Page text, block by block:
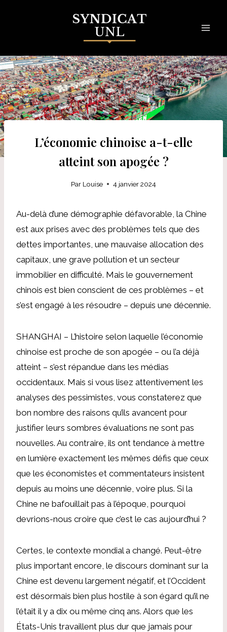
L’économie chinoise a-t-elle
atteint son apogée ?
Par Louise 4 janvier 2024
Au-delà d’une démographie défavorable, la Chine
est aux prises avec des problèmes tels que des
dettes importantes, une mauvaise allocation des
capitaux, une grave pollution et un secteur
immobilier en difficulté. Mais le gouvernement
chinois est bien conscient de ces problèmes – et
s’est engagé à les résoudre – depuis une décennie.
SHANGHAI – L’histoire selon laquelle l’économie
chinoise est proche de son apogée – ou l’a déjà
atteint – s’est répandue dans les médias
occidentaux. Mais si vous lisez attentivement les
analyses des pessimistes, vous constaterez que
bon nombre des raisons qu’ils avancent pour
justifier leurs sombres évaluations ne sont pas
nouvelles. Au contraire, ils ont tendance à mettre
en lumière exactement les mêmes défis que ceux
que les économistes et commentateurs insistent
depuis au moins une décennie, voire plus. Si la
Chine ne bafouillait pas à l’époque, pourquoi
devrions-nous croire que c’est le cas aujourd’hui ?
Certes, le contexte mondial a changé. Peut-être
plus important encore, le discours dominant sur la
Chine est devenu largement négatif, et l’Occident
est désormais bien plus hostile à son égard qu’il ne
l’était il y a dix ou même cinq ans. Alors que les
États-Unis travaillent plus dur que jamais pour